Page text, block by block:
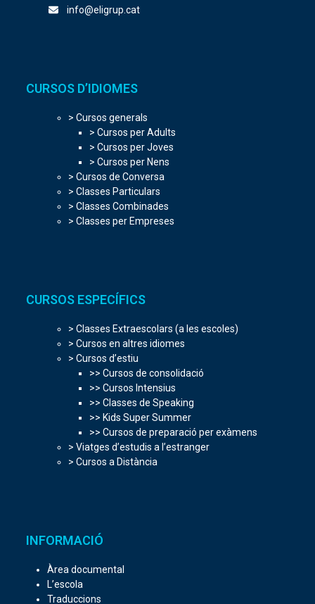
info@eligrup.cat
CURSOS D’IDIOMES
> Cursos generals
> Cursos per Adults
> Cursos per Joves
> Cursos per Nens
> Cursos de Conversa
> Classes Particulars
> Classes Combinades
> Classes per Empreses
CURSOS ESPECÍFICS
> Classes Extraescolars (a les escoles)
> Cursos en altres idiomes
> Cursos d’estiu
>> Cursos de consolidació
>> Cursos Intensius
>> Classes de Speaking
>> Kids Super Summer
>> Cursos de preparació per exàmens
> Viatges d’estudis a l’estranger
> Cursos a Distància
INFORMACIÓ
Àrea documental
L’escola
Traduccions